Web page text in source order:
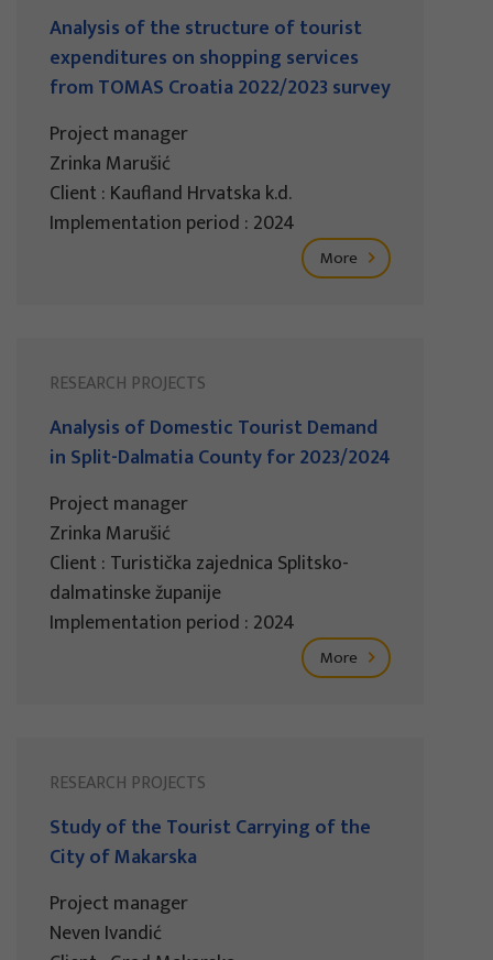
Analysis of the structure of tourist
expenditures on shopping services
from TOMAS Croatia 2022/2023 survey
Project manager
Zrinka Marušić
Client : Kaufland Hrvatska k.d.
Implementation period : 2024
More
RESEARCH PROJECTS
Analysis of Domestic Tourist Demand
in Split-Dalmatia County for 2023/2024
Project manager
Zrinka Marušić
Client : Turistička zajednica Splitsko-
dalmatinske županije
Implementation period : 2024
More
RESEARCH PROJECTS
Study of the Tourist Carrying of the
City of Makarska
Project manager
Neven Ivandić